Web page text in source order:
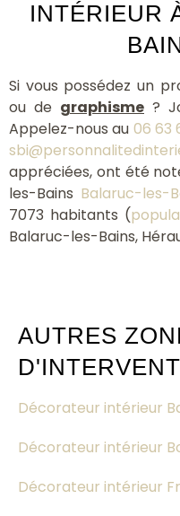
INTÉRIEUR
Si vous possédez un
ou de graphisme ?
Appelez-nous au 06 63
appréciées, ont été
les-Bains Balaruc-les-
7073 habitants (
Balaruc-les-Bains,
AUTRES
Décorateur intérieur
Décorateur intérieur
Décorateur intérieur